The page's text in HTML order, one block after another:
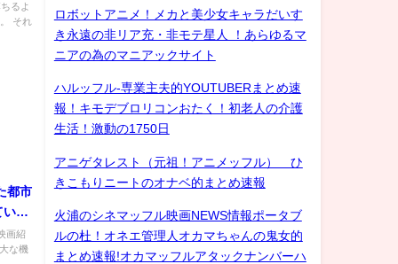
るよ
それ
都市
いく
画紹
な機
ロボットアニメ！メカと美少女キャラだいす
き永遠の非リア充・非モテ星人 ！あらゆるマ
ニアの為のマニアックサイト
ハルッフル-専業主夫的YOUTUBERまとめ速
報！キモデブロリコンおたく！初老人の介護
生活！激動の1750日
アニゲタレスト（元祖！アニメッフル） ひ
きこもりニートのオナベ的まとめ速報
火浦のシネマッフル映画NEWS情報ポータブ
ルの杜！オネエ管理人オカマちゃんの鬼女的
まとめ速報!オカマッフルアタックナンバーハ